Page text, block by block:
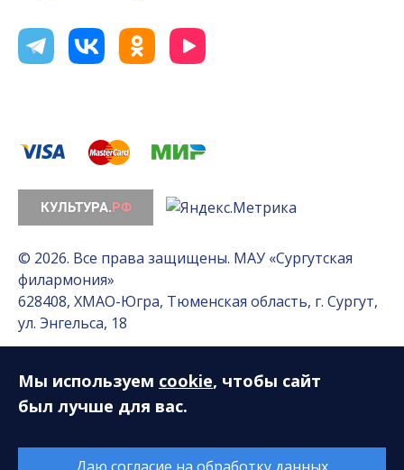
© 2026. Все права защищены. МАУ «Сургутская
филармония»
628408, ХМАО-Югра, Тюменская область, г. Сургут,
ул. Энгельса, 18
Разработка сайта — Интернет-лаборатория
«Делиссимо»
Обслуживание сайта —А1 Интернет-Эксперт
Мы используем cookie, чтобы сайт
был лучше для вас.